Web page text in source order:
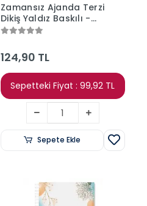
Zamansız Ajanda Terzi
Dikiş Yaldız Baskılı -
17x24 Ajanda Boy (1
124,90 TL
Sepetteki Fiyat : 99,92 TL
Sepete Ekle